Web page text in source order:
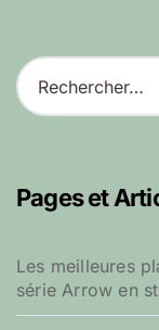
R
e
r
c
e
r
Pages et
Les meilleures
série Arrow en